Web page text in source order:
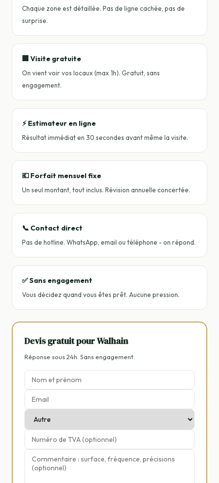
Chaque zone est détaillée. Pas de ligne cachée, pas de
surprise.
🏢 Visite gratuite
On vient voir vos locaux (max 1h). Gratuit, sans
engagement.
⚡ Estimateur en ligne
Résultat immédiat en 30 secondes avant même la visite.
💶 Forfait mensuel fixe
Un seul montant, tout inclus. Révision annuelle concertée.
📞 Contact direct
Pas de hotline. WhatsApp, email ou téléphone - on répond.
✅ Sans engagement
Vous décidez quand vous êtes prêt. Aucune pression.
Devis gratuit pour Walhain
Réponse sous 24h. Sans engagement.